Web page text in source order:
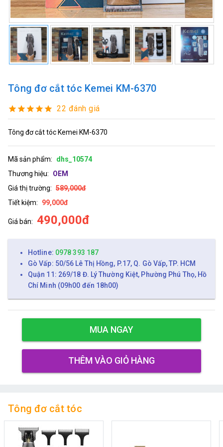
Tông đơ cắt tóc Kemei KM-6370
22 đánh giá
Tông đơ cắt tóc Kemei KM-6370
Mã sản phẩm:
dhs_10574
Thương hiệu:
OEM
Giá thị trường: 589,000đ
Tiết kiệm:
99,000đ
Giá bán: 490,000đ
Hotline: 0978 393 187
Gò Vấp: 50/56 Lê Thị Hồng, P.17, Q. Gò Vấp, TP. HCM
Quận 11: 269/18 Đ. Lý Thường Kiệt, Phường Phú Thọ, Hồ
Chí Minh (09h00 đến 18h00)
MUA NGAY
THÊM VÀO GIỎ HÀNG
Tông đơ cắt tóc